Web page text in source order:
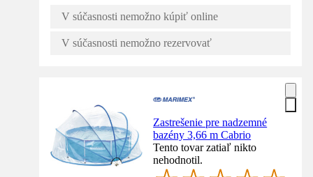
V súčasnosti nemožno kúpiť online
V súčasnosti nemožno rezervovať
Zastrešenie pre nadzemné
bazény 3,66 m Cabrio
Tento tovar zatiaľ nikto
nehodnotil.